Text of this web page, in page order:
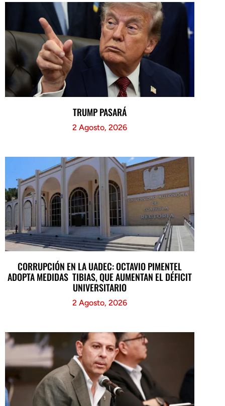
TRUMP PASARÁ
2 Agosto, 2026
CORRUPCIÓN EN LA UADEC: OCTAVIO PIMENTEL
ADOPTA MEDIDAS TIBIAS, QUE AUMENTAN EL DÉFICIT
UNIVERSITARIO
2 Agosto, 2026